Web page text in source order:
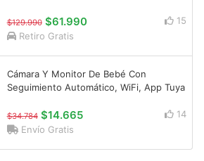
$129.990 $61.990
15
Retiro Gratis
Cámara Y Monitor De Bebé Con
Seguimiento Automático, WiFi, App Tuya
$34.784 $14.665
14
Envío Gratis